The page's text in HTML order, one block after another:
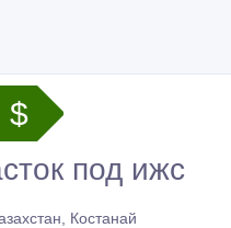
$
под ижс
Костанай